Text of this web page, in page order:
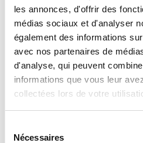
les annonces, d'offrir des
médias sociaux et d'analyser
également des informations
avec nos partenaires de
d'analyse, qui peuvent
informations que vous leur
collectées lors de votre
Nécessaires
payez votre quote-part.
Une fois la mission
émettons un rapport et
plateforme.
Vous pouvez alors
TVA.
La région wallonne paye
Découvrez les nouveaux